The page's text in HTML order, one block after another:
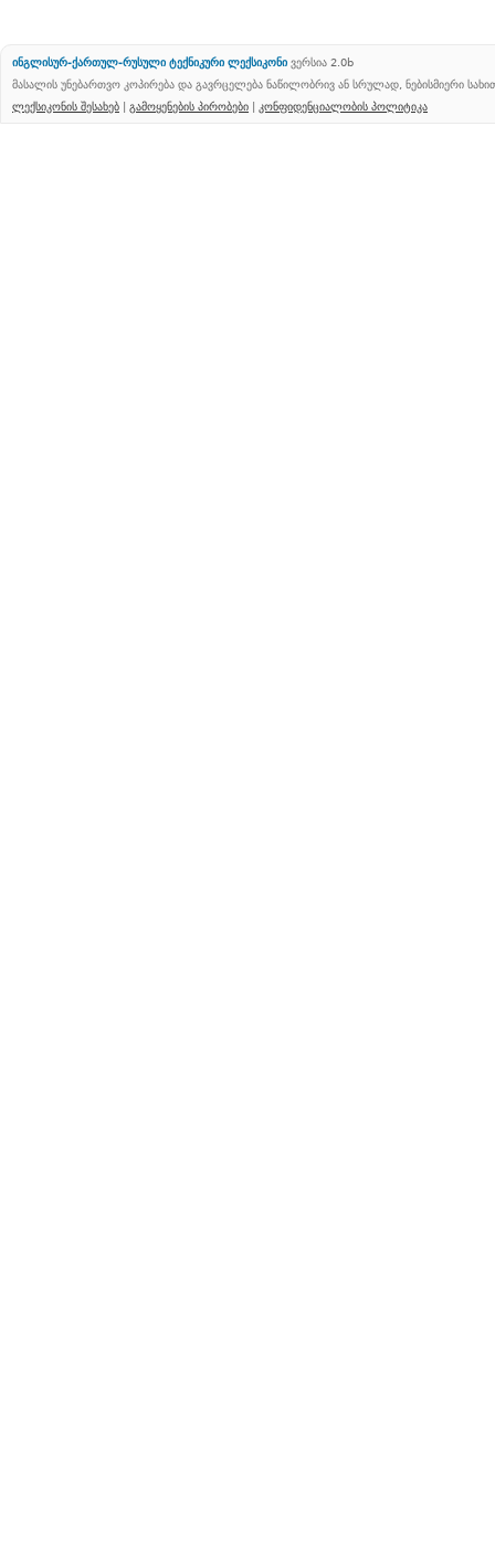
ინგლისურ-ქართულ-რუსული ტექნიკური ლექსიკონი ვერსია 2.0b
მასალის უნებართვო კოპირება და გავრცელება ნაწილობრივ ან სრულად, ნებისმიერი
ლექსიკონის შესახებ | გამოყენების პირობები | კონფიდენციალობის პოლიტიკა